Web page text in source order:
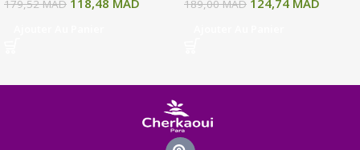
179,52MAD 189,00MAD